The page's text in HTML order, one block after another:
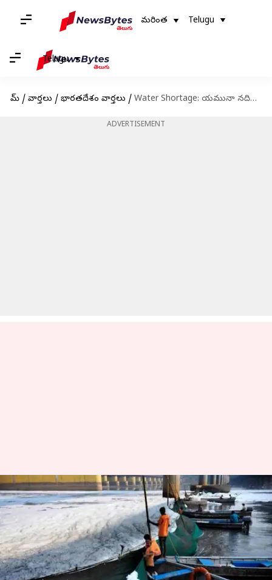
మరింత Telugu
Telugu
హోమ్ / వార్తలు / భారతదేశం వార్తలు / Water Shortage: యమునా నదిలో విషపూరిత నురగలు.. దిల్లీ వాసులకు నీటి కష్టాలు
ADVERTISEMENT
Water Shortage: యమునా నదిలో
విషపూరిత నురగలు.. దిల్లీ వాసులకు
నీటి కష్టాలు
వ్రాసిన వారు Jayachandra Akuri Oct 30, 2024 03:15 pm